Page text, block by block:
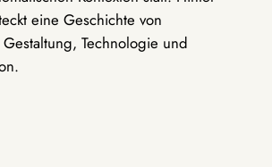
eine Geschichte von
Technologie und